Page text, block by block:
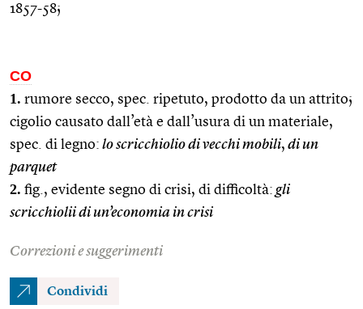
1857-58;
CO
1. rumore secco, spec. ripetuto, prodotto da un attrito;
cigolio causato dall’età e dall’usura di un materiale,
spec. di legno: lo scricchiolio di vecchi mobili, di un
parquet
2. fig., evidente segno di crisi, di difficoltà: gli
scricchiolii di un’economia in crisi
Correzioni e suggerimenti
Condividi